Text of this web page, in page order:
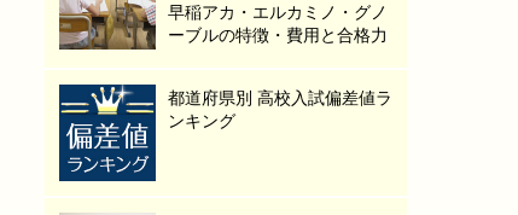
早稲アカ・エルカミノ・グノ
ーブルの特徴・費用と合格力
都道府県別 高校入試偏差値ラ
ンキング